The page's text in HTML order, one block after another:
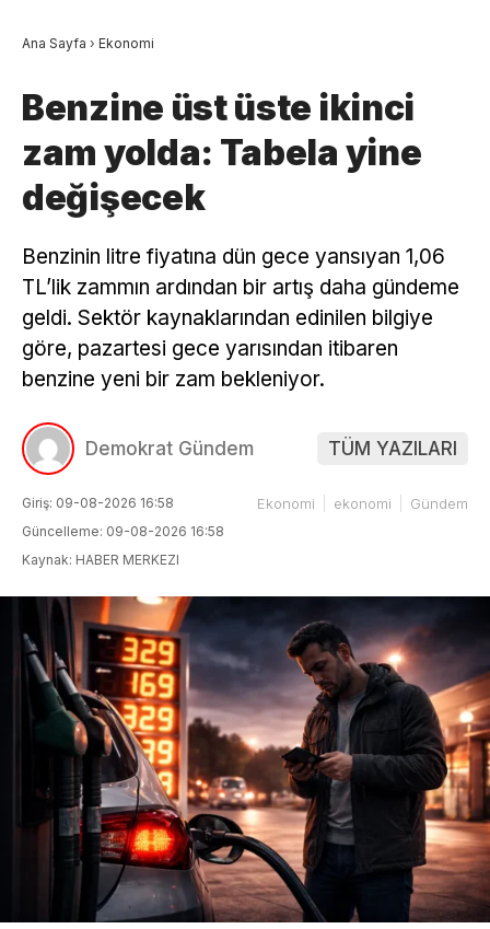
Ana Sayfa › Ekonomi
Benzine üst üste ikinci
zam yolda: Tabela yine
değişecek
Benzinin litre fiyatına dün gece yansıyan 1,06
TL’lik zammın ardından bir artış daha gündeme
geldi. Sektör kaynaklarından edinilen bilgiye
göre, pazartesi gece yarısından itibaren
benzine yeni bir zam bekleniyor.
Demokrat Gündem TÜM YAZILARI
Giriş: 09-08-2026 16:58
Güncelleme: 09-08-2026 16:58
Kaynak: HABER MERKEZI
Ekonomi ekonomi Gündem